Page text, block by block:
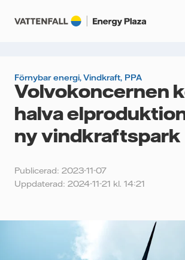
Start
Kunskapshubb
Guider
Krönikor
Kundcase
Event
Om oss
Vattenfall.se
Förnybar energi,Vindkraft, PPA
Volvokoncernen
halva
ny vindkraftspark
Publicerad: 2023-11-07
Uppdaterad: 2024-11-21 kl. 14:21